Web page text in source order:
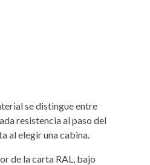
se distingue entre
resistencia al paso del
al elegir una cabina.
de la carta RAL, bajo